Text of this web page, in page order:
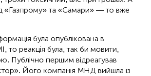
«Газпрому» та «Самари» — то вже
була опублікована в
то реакція була, так би мовити,
Публічно першим відреагував
Його компанія МНД вийшла із